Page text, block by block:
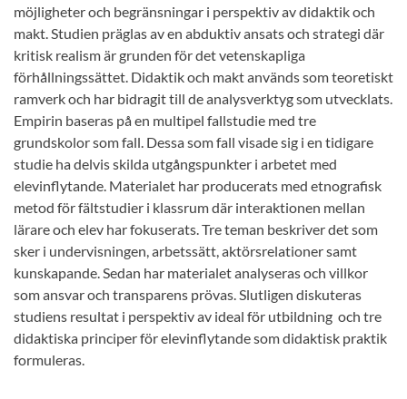
möjligheter och begränsningar i perspektiv av didaktik och
makt. Studien präglas av en abduktiv ansats och strategi där
kritisk realism är grunden för det vetenskapliga
förhållningssättet. Didaktik och makt används som teoretiskt
ramverk och har bidragit till de analysverktyg som utvecklats.
Empirin baseras på en multipel fallstudie med tre
grundskolor som fall. Dessa som fall visade sig i en tidigare
studie ha delvis skilda utgångspunkter i arbetet med
elevinflytande. Materialet har producerats med etnografisk
metod för fältstudier i klassrum där interaktionen mellan
lärare och elev har fokuserats. Tre teman beskriver det som
sker i undervisningen, arbetssätt, aktörsrelationer samt
kunskapande. Sedan har materialet analyseras och villkor
som ansvar och transparens prövas. Slutligen diskuteras
studiens resultat i perspektiv av ideal för utbildning och tre
didaktiska principer för elevinflytande som didaktisk praktik
formuleras.